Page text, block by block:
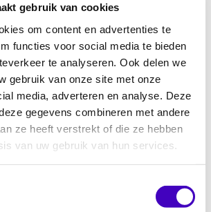
gebruik van cookies
om content en advertenties te
functies voor social media te bieden
te analyseren. Ook delen we
gebruik van onze site met onze
media, adverteren en analyse. Deze
gegevens combineren met andere
ze heeft verstrekt of die ze hebben
van uw gebruik van hun services.
deelnemers meer over
hun club en worden ze
te denken over de mogelijke
hun handelingen.
initiatief van Anne Frank
en RADAR.